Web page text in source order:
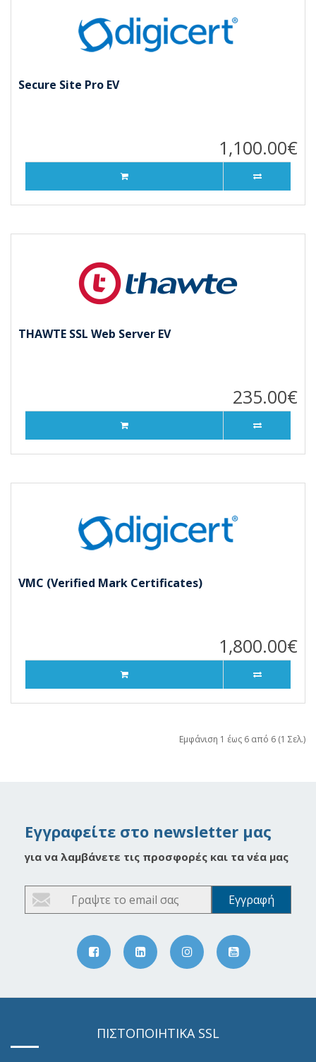
Secure Site Pro EV
1,100.00€
THAWTE SSL Web Server EV
235.00€
VMC (Verified Mark Certificates)
1,800.00€
Εμφάνιση 1 έως 6 από 6 (1 Σελ.)
Εγγραφείτε στο newsletter μας
για να λαμβάνετε τις προσφορές και τα νέα μας
ΠΙΣΤΟΠΟΙΗΤΙΚΑ SSL